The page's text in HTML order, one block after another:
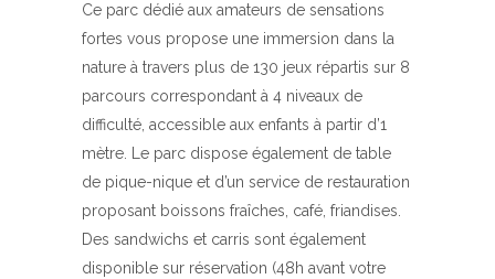
Ce parc dédié aux amateurs de sensations
fortes vous propose une immersion dans la
nature à travers plus de 130 jeux répartis sur 8
parcours correspondant à 4 niveaux de
difficulté, accessible aux enfants à partir d’1
mètre. Le parc dispose également de table
de pique-nique et d’un service de restauration
proposant boissons fraîches, café, friandises.
Des sandwichs et carris sont également
disponible sur réservation (48h avant votre